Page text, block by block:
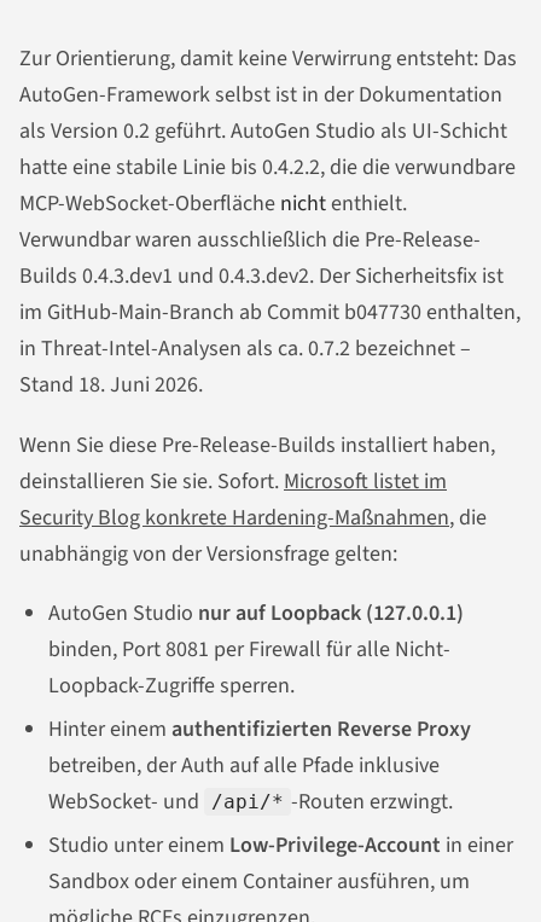
Zur Orientierung, damit keine Verwirrung entsteht: Das
AutoGen-Framework selbst ist in der Dokumentation
als Version 0.2 geführt. AutoGen Studio als UI-Schicht
hatte eine stabile Linie bis 0.4.2.2, die die verwundbare
MCP-WebSocket-Oberfläche nichtenthielt.
Verwundbar waren ausschließlich die Pre-Release-
Builds 0.4.3.dev1 und 0.4.3.dev2. Der Sicherheitsfix ist
im GitHub-Main-Branch ab Commit b047730 enthalten,
in Threat-Intel-Analysen als ca. 0.7.2 bezeichnet –
Stand 18. Juni 2026.
Wenn Sie diese Pre-Release-Builds installiert haben,
deinstallieren Sie sie. Sofort. Microsoft listet im
Security Blog konkrete Hardening-Maßnahmen, die
unabhängig von der Versionsfrage gelten:
AutoGen Studio nur auf Loopback (127.0.0.1)
binden, Port 8081 per Firewall für alle Nicht-
Loopback-Zugriffe sperren.
Hinter einem authentifizierten Reverse Proxy
betreiben, der Auth auf alle Pfade inklusive
WebSocket- und
/api/* -Routen erzwingt.
Studio unter einem Low-Privilege-Account in einer
Sandbox oder einem Container ausführen, um